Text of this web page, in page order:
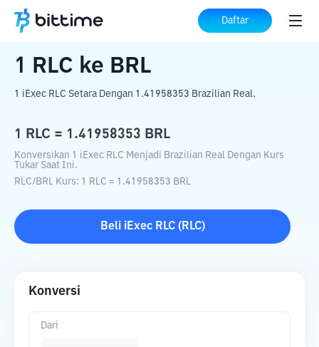
Daftar
Beranda Konverter Kripto ke BRL
1 RLC ke BRL
1 iExec RLC Setara Dengan 1.41958353 Brazilian Real.
1 RLC = 1.41958353 BRL
Konversikan 1 iExec RLC Menjadi Brazilian Real Dengan Kurs
Tukar Saat Ini.
RLC/BRL Kurs: 1 RLC = 1.41958353 BRL
Beli iExec RLC( RLC)
Konversi
Dari